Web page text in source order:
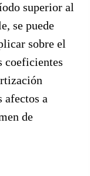
superior al
se puede
sobre el
coeficientes
afectos a
de